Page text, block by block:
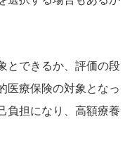
とできるか、評価の段
医療保険の対象となっ
負担になり、高額療養